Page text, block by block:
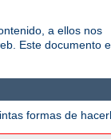
a ellos nos
Este documento
formas de